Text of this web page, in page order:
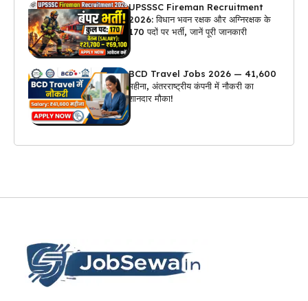
UPSSSC Fireman Recruitment
2026: विधान भवन रक्षक और अग्निरक्षक के
170 पदों पर भर्ती, जानें पूरी जानकारी
BCD Travel Jobs 2026 — ₹41,600
महीना, अंतरराष्ट्रीय कंपनी में नौकरी का
शानदार मौका!